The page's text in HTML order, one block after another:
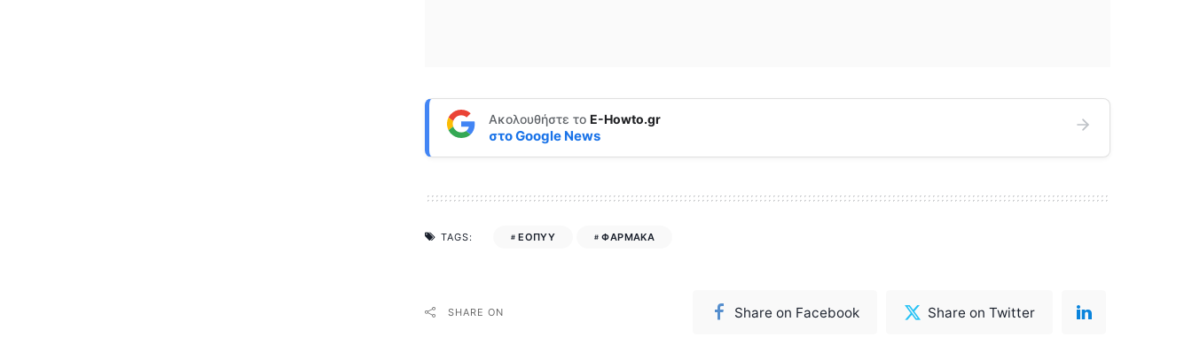
Ακολουθήστε το E-Howto.gr
στοGoogle News
TAGS: ΕΟΠΥΥ ΦΑΡΜΑΚΑ
SHARE ON Share on Facebook Share on Twitter